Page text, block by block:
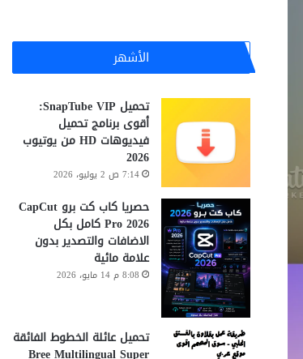
الأشهر
تحميل SnapTube VIP:
أقوى برنامج تحميل
فيديوهات HD من يوتيوب
2026
7:14 ص 2 يوليو، 2026
حصريا كاب كت برو CapCut
Pro 2026 كامل بكل
الاضافات والتصدير بدون
علامة مائية
8:08 م 14 مايو، 2026
تحميل عائلة الخطوط الفائقة
Bree Multilingual Super